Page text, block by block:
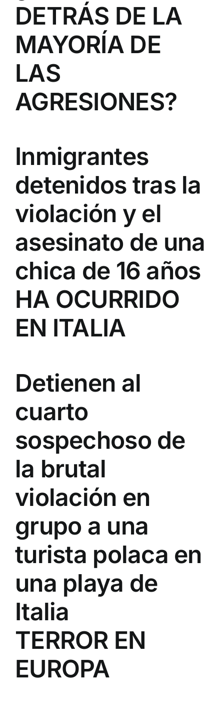
DETRÁS DE LA
MAYORÍA DE
LAS
AGRESIONES?
Inmigrantes
detenidos tras la
violación y el
asesinato de una
chica de 16 años
HA OCURRIDO
EN ITALIA
Detienen al
cuarto
sospechoso de
la brutal
violación en
grupo a una
turista polaca en
una playa de
Italia
TERROR EN
EUROPA